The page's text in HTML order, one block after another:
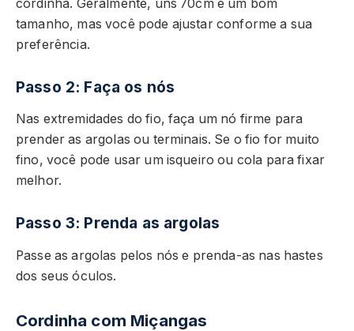
cordinha. Geralmente, uns 70cm é um bom
tamanho, mas você pode ajustar conforme a sua
preferência.
Passo 2: Faça os nós
Nas extremidades do fio, faça um nó firme para
prender as argolas ou terminais. Se o fio for muito
fino, você pode usar um isqueiro ou cola para fixar
melhor.
Passo 3: Prenda as argolas
Passe as argolas pelos nós e prenda-as nas hastes
dos seus óculos.
Cordinha com Miçangas